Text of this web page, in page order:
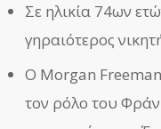
Σε ηλικία 74ων
γηραιότερος
Ο Morgan Freeman
τον ρόλο του